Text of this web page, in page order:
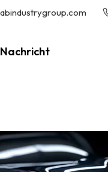
Nachricht